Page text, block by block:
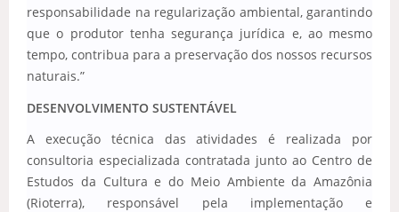
responsabilidade na regularização ambiental, garantindo
que o produtor tenha segurança jurídica e, ao mesmo
tempo, contribua para a preservação dos nossos recursos
naturais.”
DESENVOLVIMENTO SUSTENTÁVEL
A execução técnica das atividades é realizada por
consultoria especializada contratada junto ao Centro de
Estudos da Cultura e do Meio Ambiente da Amazônia
(Rioterra), responsável pela implementação e